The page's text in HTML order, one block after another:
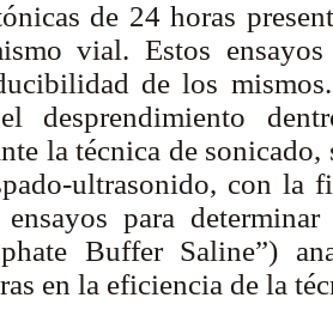
de 24 horas
vial. Estos
de los
desprendimiento
la técnica de
ultrasonido, con la
ensayos para
Buffer Saline”)
en la eficiencia de la